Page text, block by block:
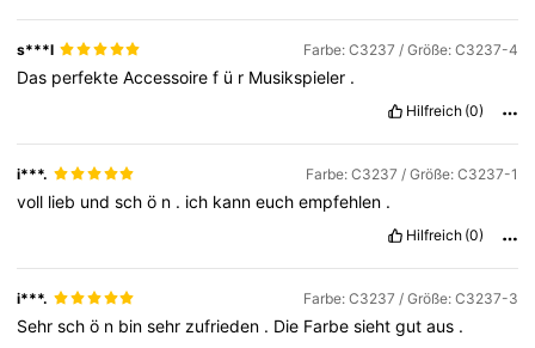
s***l Farbe: C3237 / Größe: C3237-4
Das perfekteAccessoiref ü r Musikspieler .
Hilfreich (0)
i***. Farbe: C3237 / Größe: C3237-1
voll lieb undschö n . ich kanneuchempfehlen .
Hilfreich (0)
i***. Farbe: C3237 / Größe: C3237-3
Sehrschö n binsehr zufrieden . Die Farbesiehtgutaus .
4,90 550 Follower